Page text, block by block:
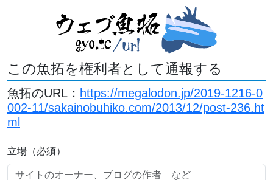
この魚拓を権利者として通報する
魚拓のURL： https://megalodon.jp/2019-1216-0
002-11/sakainobuhiko.com/2013/12/post-236.ht
ml
立場（必須）